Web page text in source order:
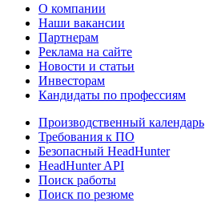
О компании
Наши вакансии
Партнерам
Реклама на сайте
Новости и статьи
Инвесторам
Кандидаты по профессиям
Производственный календарь
Требования к ПО
Безопасный HeadHunter
HeadHunter API
Поиск работы
Поиск по резюме